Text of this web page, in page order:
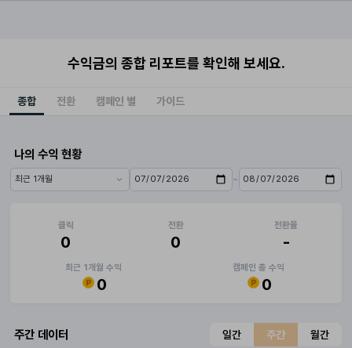
수익금의 종합 리포트를 확인해 보세요.
종합 전환 캠페인 별 가이드
나의 수익 현황
기간 프리셋 시작일 ~
종료일
클릭
0
전환
0
전환율
-
최근 1개월 수익
0
캠페인 총 수익
0
주간 데이터 일간 주간 월간